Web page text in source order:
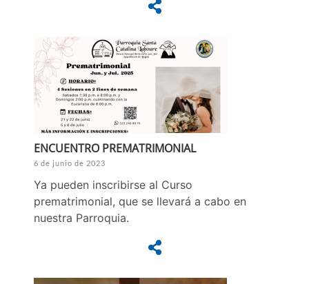
ENCUENTRO PREMATRIMONIAL
6 de junio de 2023
Ya pueden inscribirse al Curso
prematrimonial, que se llevará a cabo en
nuestra Parroquia.